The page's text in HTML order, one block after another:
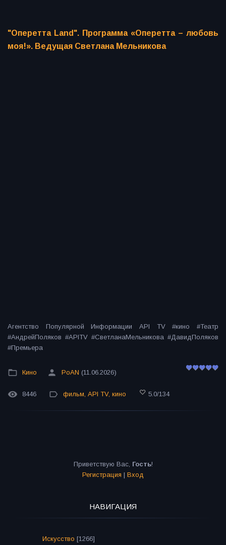
"Оперетта Land". Программа «Оперетта – любовь
моя!». Ведущая Светлана Мельникова
Агентство Популярной Информации API TV #кино #Театр
#АндрейПоляков #APITV #СветланаМельникова #ДавидПоляков
#Премьера
Кино PoAN (11.06.2026)
8446 фильм, API TV, кино 5.0/134
Приветствую Вас, Гость!
Регистрация | Вход
НАВИГАЦИЯ
Искусство [1266]